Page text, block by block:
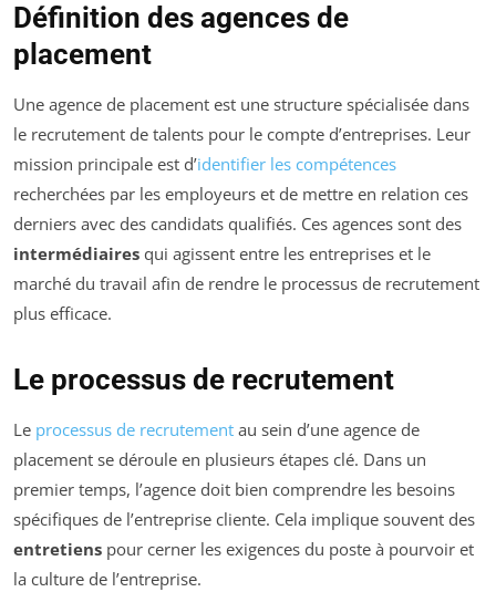
Définition des agences de
placement
Une agence de placement est une structure spécialisée dans
le recrutement de talents pour le compte d’entreprises. Leur
mission principale est d’identifier les compétences
recherchées par les employeurs et de mettre en relation ces
derniers avec des candidats qualifiés. Ces agences sont des
intermédiaires qui agissent entre les entreprises et le
marché du travail afin de rendre le processus de recrutement
plus efficace.
Le processus de recrutement
Le processus de recrutement au sein d’une agence de
placement se déroule en plusieurs étapes clé. Dans un
premier temps, l’agence doit bien comprendre les besoins
spécifiques de l’entreprise cliente. Cela implique souvent des
entretiens pour cerner les exigences du poste à pourvoir et
la culture de l’entreprise.